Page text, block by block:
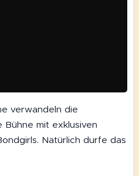
verwandeln die
Bühne mit exklusiven
Natürlich durfe das